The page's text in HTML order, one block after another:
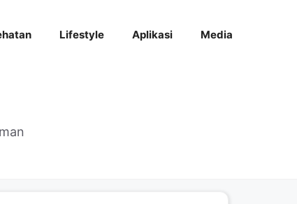
Lifestyle Aplikasi Media